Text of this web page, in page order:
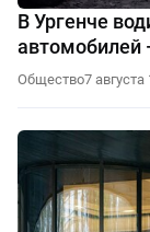
В Ургенче
автомобилей
Общество7 августа